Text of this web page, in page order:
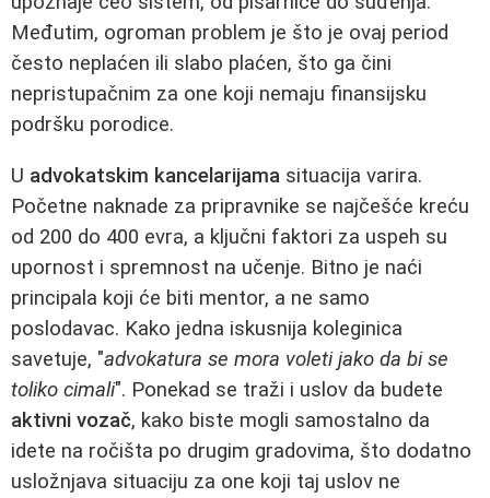
Međutim, ogroman problem je što je ovaj period
često neplaćen ili slabo plaćen, što ga čini
nepristupačnim za one koji nemaju finansijsku
podršku porodice.
U advokatskim kancelarijama situacija varira.
Početne naknade za pripravnike se najčešće kreću
od 200 do 400 evra, a ključni faktori za uspeh su
upornost i spremnost na učenje. Bitno je naći
principala koji će biti mentor, a ne samo
poslodavac. Kako jedna iskusnija koleginica
savetuje, "advokatura se mora voleti jako da bi se
toliko cimali". Ponekad se traži i uslov da budete
aktivni vozač, kako biste mogli samostalno da
idete na ročišta po drugim gradovima, što dodatno
usložnjava situaciju za one koji taj uslov ne